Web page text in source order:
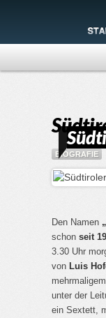
BIOGRAFIE
Den Namen
schon seit
3.30 Uhr
von Luis
unter der
ein Sextett,